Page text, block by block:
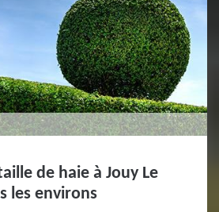
de haie à Jouy Le
les environs